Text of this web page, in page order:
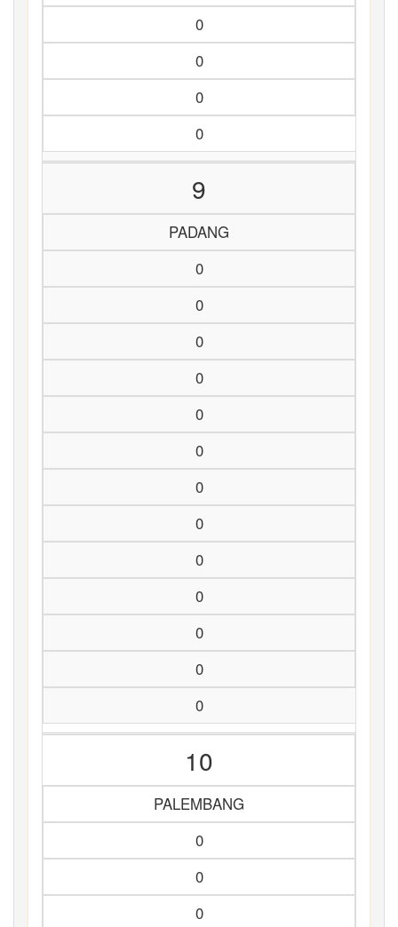
0
0
0
0
9
PADANG
0
0
0
0
0
0
0
0
0
0
0
0
0
10
PALEMBANG
0
0
0